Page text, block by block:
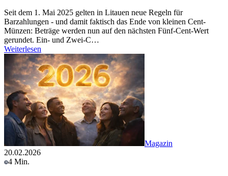
Seit dem 1. Mai 2025 gelten in Litauen neue Regeln für
Barzahlungen - und damit faktisch das Ende von kleinen Cent-
Münzen: Beträge werden nun auf den nächsten Fünf-Cent-Wert
gerundet. Ein- und Zwei-C…
Weiterlesen
Magazin
20.02.2026
4 Min.